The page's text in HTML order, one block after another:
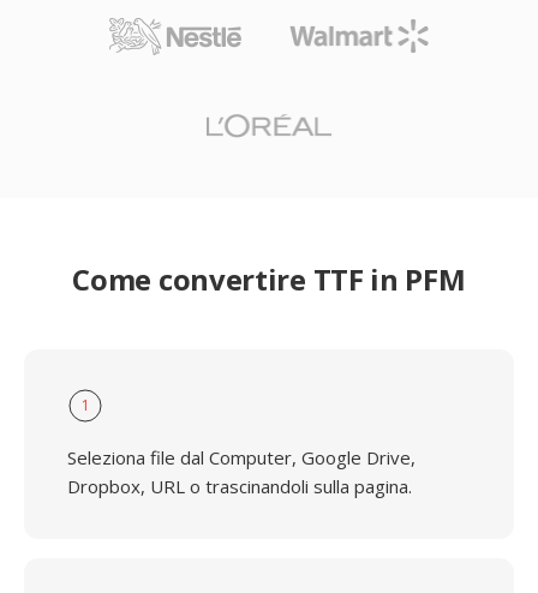
Come convertire TTF in PFM
1
Seleziona file dal Computer, Google Drive,
Dropbox, URL o trascinandoli sulla pagina.